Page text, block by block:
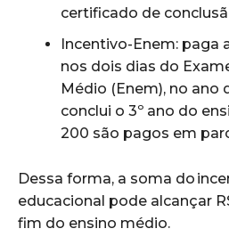
certificado de
Incentivo-Enem: paga
nos dois dias do
Médio (Enem), no ano
conclui o 3º ano do
200 são pagos em
Dessa forma, a soma do
educacional pode alcançar
fim do ensino médio.